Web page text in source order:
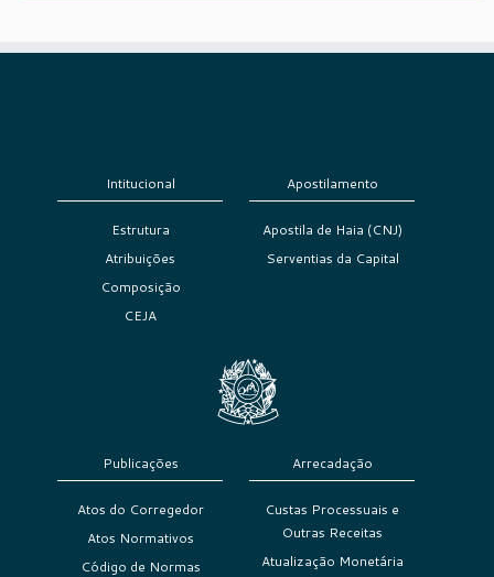
Intitucional
Estrutura
Atribuições
Composição
CEJA
Apostilamento
Apostila de Haia (CNJ)
Serventias da Capital
Publicações
Atos do Corregedor
Atos Normativos
Código de Normas
Arrecadação
Custas Processuais e
Outras Receitas
Atualização Monetária